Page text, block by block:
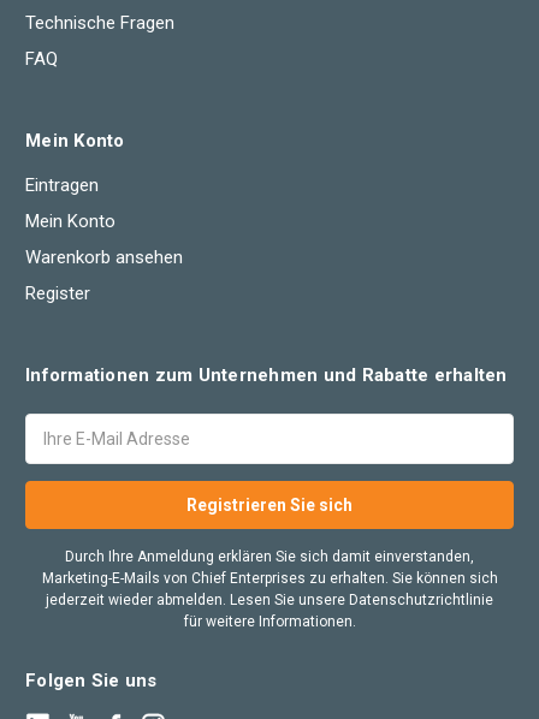
Technische Fragen
FAQ
Mein Konto
Eintragen
Mein Konto
Warenkorb ansehen
Register
Informationen zum Unternehmen und Rabatte erhalten
Mail
Durch Ihre Anmeldung erklären Sie sich damit einverstanden,
Marketing-E-Mails von Chief Enterprises zu erhalten. Sie können sich
jederzeit wieder abmelden. Lesen Sie unsere Datenschutzrichtlinie
für weitere Informationen.
Folgen Sie uns